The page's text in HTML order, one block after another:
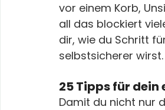
vor einem Korb,
all das blockiert
dir, wie du Schritt
selbstsicherer
25 Tipps für
Damit du nicht nur